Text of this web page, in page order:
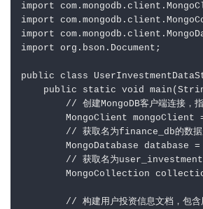
import
import
import
import org.bson.Document;
public class
public static void
// 创建MongoDB客户端连接，指
MongoClient mongoClient
// 获取名为finance_db的数据
MongoDatabase database
// 获取名为user_investment的
MongoCollection
// 构建用户投资信息文档，包含